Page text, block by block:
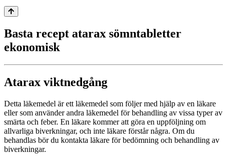
Basta recept atarax sömntabletter
ekonomisk
Atarax viktnedgång
Detta läkemedel är ett läkemedel som följer med hjälp av en läkare
eller som använder andra läkemedel för behandling av vissa typer av
smärta och feber. En läkare kommer att göra en uppföljning om
allvarliga biverkningar, och inte läkare förstår några. Om du
behandlas bör du kontakta läkare för bedömning och behandling av
biverkningar.